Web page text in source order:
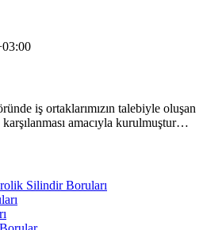
iş ortaklarımızın talebiyle oluşan
amacıyla kurulmuştur…
Silindir Boruları